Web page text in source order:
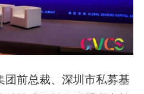
团前总裁、深圳市私募基